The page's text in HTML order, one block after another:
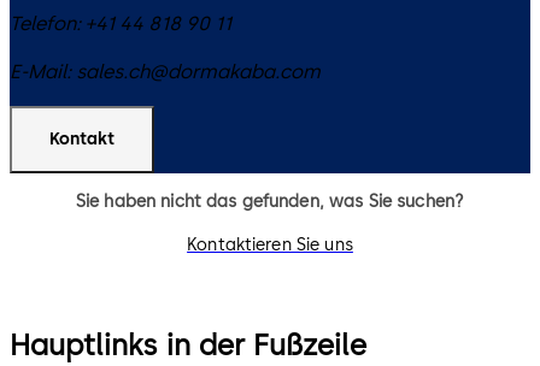
Telefon: +41 44 818 90 11
E-Mail: sales.ch@dormakaba.com
Kontakt
Sie haben nicht das gefunden, was Sie suchen?
Kontaktieren Sie uns
Hauptlinks in der Fußzeile